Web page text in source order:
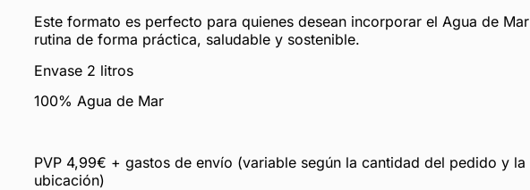
Este formato es perfecto para quienes desean incorporar el Agua de
rutina de forma práctica, saludable y sostenible.
Envase 2 litros
100% Agua de Mar
PVP 4,99€ + gastos de envío (variable según la cantidad del pedido y la
ubicación)